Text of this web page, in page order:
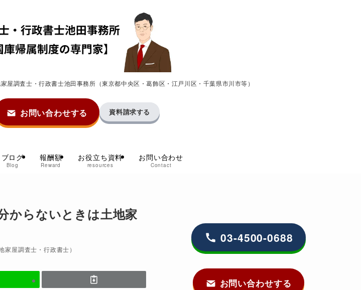
屋調査士・行政書士池田事務所（東京都中央区・葛飾区・江戸川区・千葉県市川市等）
ブログ
Blog
報酬額
Reward
お役立ち資料
resources
お問い合わせ
Contact
お問い合わせする 資料請求する
からないときは土地家
家屋調査士・行政書士）
03-4500-0688
お問い合わせする